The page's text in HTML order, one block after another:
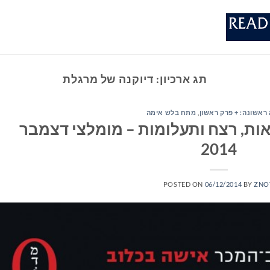
תג ארכיון: דיוקנה של מרגלת
+ פרק ראשון מתח בלש אימה
רצח ותעלומות – מומלצי דצמבר
2014
POSTED ON 06/12/2014 BY